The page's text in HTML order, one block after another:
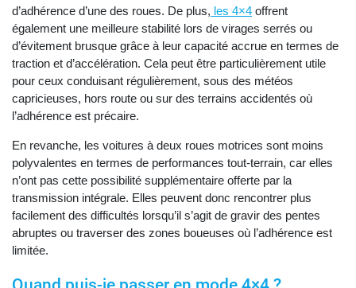
d’adhérence d’une des roues. De plus, les 4×4 offrent
également une meilleure stabilité lors de virages serrés ou
d’évitement brusque grâce à leur capacité accrue en termes de
traction et d’accélération. Cela peut être particulièrement utile
pour ceux conduisant régulièrement, sous des météos
capricieuses, hors route ou sur des terrains accidentés où
l’adhérence est précaire.
En revanche, les voitures à deux roues motrices sont moins
polyvalentes en termes de performances tout-terrain, car elles
n’ont pas cette possibilité supplémentaire offerte par la
transmission intégrale. Elles peuvent donc rencontrer plus
facilement des difficultés lorsqu’il s’agit de gravir des pentes
abruptes ou traverser des zones boueuses où l’adhérence est
limitée.